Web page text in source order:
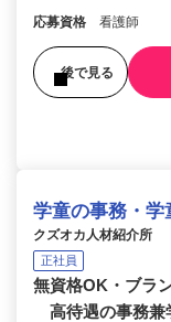
応募資格 看護師
後で見る
学童の事務・学
クズオカ人材紹介所
正社員
無資格OK・ブラ
高待遇の事務兼